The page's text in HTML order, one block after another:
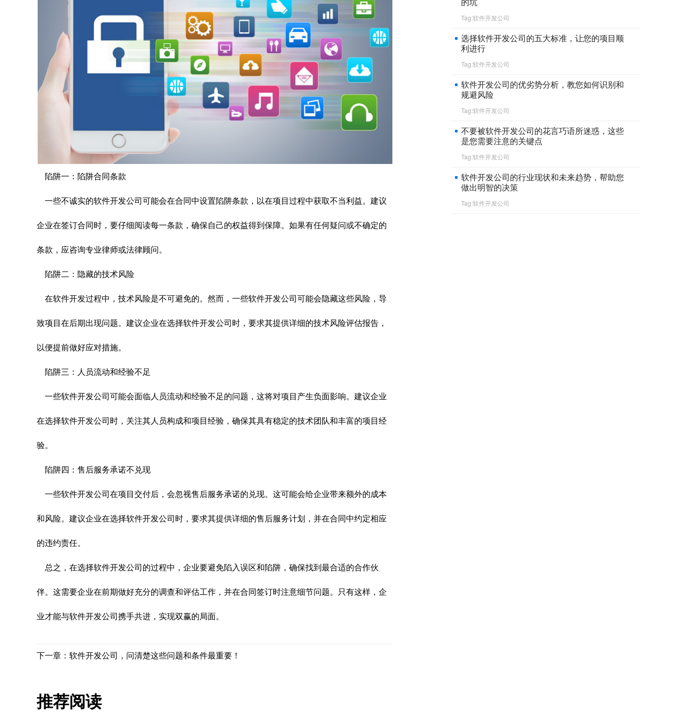
陷阱一：陷阱合同条款
一些不诚实的软件开发公司可能会在合同中设置陷阱条款，以在项目过程中获取不当利益。建议
企业在签订合同时，要仔细阅读每一条款，确保自己的权益得到保障。如果有任何疑问或不确定的
条款，应咨询专业律师或法律顾问。
陷阱二：隐藏的技术风险
在软件开发过程中，技术风险是不可避免的。然而，一些软件开发公司可能会隐藏这些风险，导
致项目在后期出现问题。建议企业在选择软件开发公司时，要求其提供详细的技术风险评估报告，
以便提前做好应对措施。
陷阱三：人员流动和经验不足
一些软件开发公司可能会面临人员流动和经验不足的问题，这将对项目产生负面影响。建议企业
在选择软件开发公司时，关注其人员构成和项目经验，确保其具有稳定的技术团队和丰富的项目经
验。
陷阱四：售后服务承诺不兑现
一些软件开发公司在项目交付后，会忽视售后服务承诺的兑现。这可能会给企业带来额外的成本
和风险。建议企业在选择软件开发公司时，要求其提供详细的售后服务计划，并在合同中约定相应
的违约责任。
总之，在选择软件开发公司的过程中，企业要避免陷入误区和陷阱，确保找到最合适的合作伙
伴。这需要企业在前期做好充分的调查和评估工作，并在合同签订时注意细节问题。只有这样，企
业才能与软件开发公司携手共进，实现双赢的局面。
下一章：软件开发公司，问清楚这些问题和条件最重要！
的坑
Tag:软件开发公司
选择软件开发公司的五大标准，让您的项目顺
利进行
Tag:软件开发公司
软件开发公司的优劣势分析，教您如何识别和
规避风险
Tag:软件开发公司
不要被软件开发公司的花言巧语所迷惑，这些
是您需要注意的关键点
Tag:软件开发公司
软件开发公司的行业现状和未来趋势，帮助您
做出明智的决策
Tag:软件开发公司
推荐阅读